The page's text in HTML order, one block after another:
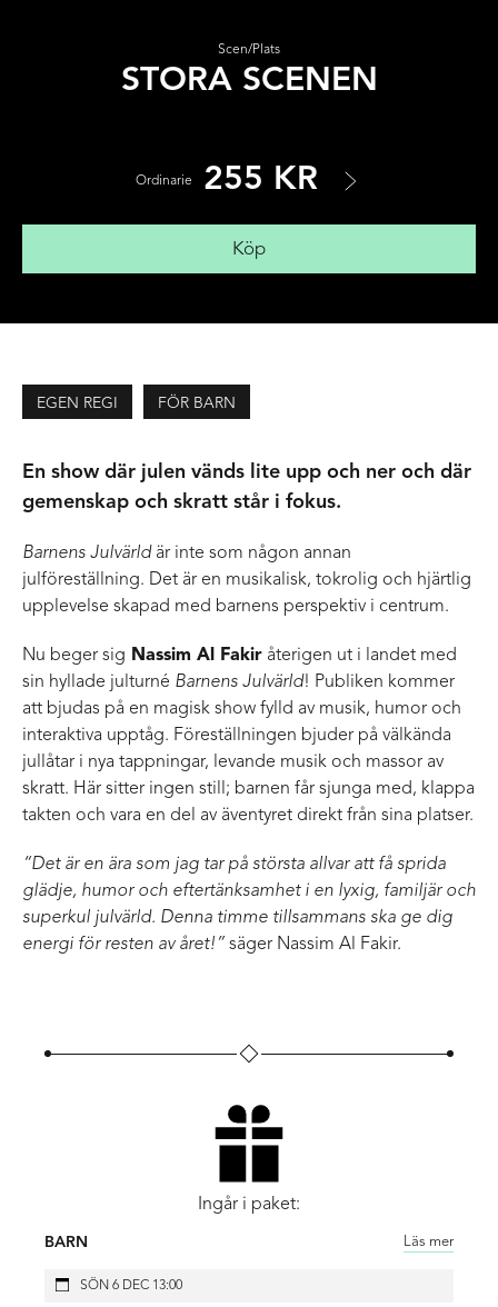
Scen/Plats
STORA SCENEN
Ordinarie 255 KR
Köp
EGEN REGI FÖR BARN
En show där julen vänds lite upp och ner och där
gemenskap och skratt står i fokus.
Barnens Julvärld är inte som någon annan
julföreställning. Det är en musikalisk, tokrolig och hjärtlig
upplevelse skapad med barnens perspektiv i centrum.
Nu beger sig Nassim Al Fakir återigen ut i landet med
sin hyllade julturné Barnens Julvärld! Publiken kommer
att bjudas på en magisk show fylld av musik, humor och
interaktiva upptåg. Föreställningen bjuder på välkända
jullåtar i nya tappningar, levande musik och massor av
skratt. Här sitter ingen still; barnen får sjunga med, klappa
takten och vara en del av äventyret direkt från sina platser.
“Det är en ära som jag tar på största allvar att få sprida
glädje, humor och eftertänksamhet i en lyxig, familjär och
superkul julvärld. Denna timme tillsammans ska ge dig
energi för resten av året!” säger Nassim Al Fakir.
Ingår i paket:
BARN Läs mer
SÖN 6 DEC 13:00